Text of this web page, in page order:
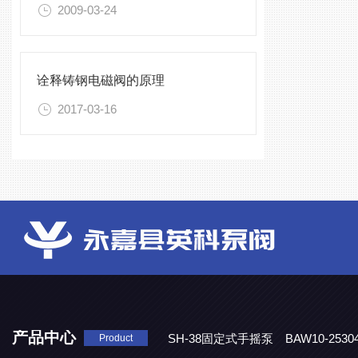
2009-03-24
诠释铸钢电磁阀的原理
2017-03-16
产品中心 Product SH-38固定式手摇泵
BAW10-